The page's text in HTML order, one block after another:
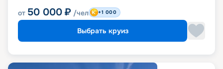
от 50 000 ₽ /чел +1 000
Выбрать круиз